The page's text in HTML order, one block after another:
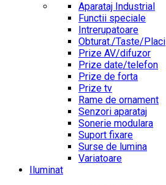
Aparataj Industrial
Functii speciale
Intrerupatoare
Obturat./Taste/Placi
Prize AV/difuzor
Prize date/telefon
Prize de forta
Prize tv
Rame de ornament
Senzori aparataj
Sonerie modulara
Suport fixare
Surse de lumina
Variatoare
Iluminat